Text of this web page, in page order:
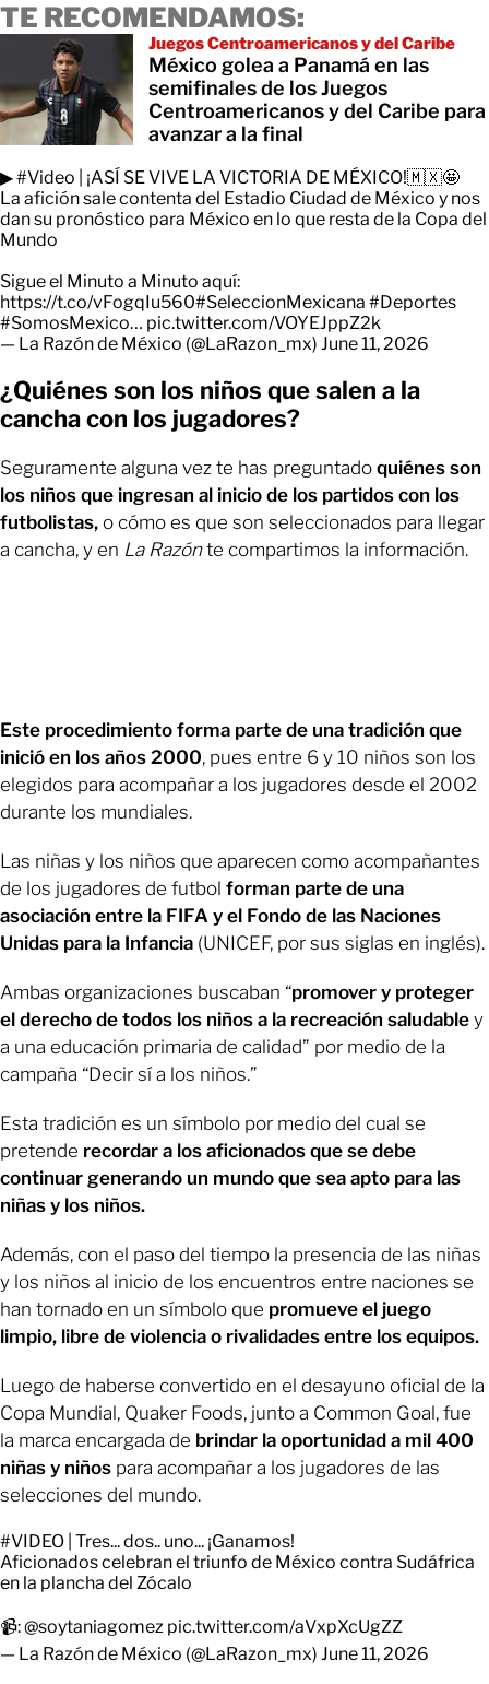
TE RECOMENDAMOS:
Juegos Centroamericanos y del Caribe
México golea a Panamá en las
semifinales de los Juegos
Centroamericanos y del Caribe para
avanzar a la final
▶#Video | ¡ASÍ SE VIVE LA VICTORIA DE MÉXICO!🇲🇽🤩
La afición sale contenta del Estadio Ciudad de México y nos
dan su pronóstico para México en lo que resta de la Copa del
Mundo
Sigue el Minuto a Minuto aquí:
https://t.co/vFogqIu560#SeleccionMexicana #Deportes
#SomosMexico… pic.twitter.com/VOYEJppZ2k
— La Razón de México (@LaRazon_mx) June 11, 2026
¿Quiénes son los niños que salen a la
cancha con los jugadores?
Seguramente alguna vez te has preguntado quiénes son
los niños que ingresan al inicio de los partidos con los
futbolistas, o cómo es que son seleccionados para llegar
a cancha, y en La Razónte compartimos la información.
Este procedimiento forma parte de una tradición que
inició en los años 2000, pues entre 6 y 10 niños son los
elegidos para acompañar a los jugadores desde el 2002
durante los mundiales.
Las niñas y los niños que aparecen como acompañantes
de los jugadores de futbol forman parte de una
asociación entre la FIFA y el Fondo de las Naciones
Unidas para la Infancia (UNICEF, por sus siglas en inglés).
Ambas organizaciones buscaban “promover y proteger
el derecho de todos los niños a la recreación saludable y
a una educación primaria de calidad” por medio de la
campaña “Decir sí a los niños.”
Esta tradición es un símbolo por medio del cual se
pretende recordar a los aficionados que se debe
continuar generando un mundo que sea apto para las
niñas y los niños.
Además, con el paso del tiempo la presencia de las niñas
y los niños al inicio de los encuentros entre naciones se
han tornado en un símbolo que promueve el juego
limpio, libre de violencia o rivalidades entre los equipos.
Luego de haberse convertido en el desayuno oficial de la
Copa Mundial, Quaker Foods, junto a Common Goal, fue
la marca encargada de brindar la oportunidad a mil 400
niñas y niños para acompañar a los jugadores de las
selecciones del mundo.
#VIDEO | Tres... dos.. uno... ¡Ganamos!
Aficionados celebran el triunfo de México contra Sudáfrica
en la plancha del Zócalo
📹:@soytaniagomez pic.twitter.com/aVxpXcUgZZ
— La Razón de México (@LaRazon_mx) June 11, 2026